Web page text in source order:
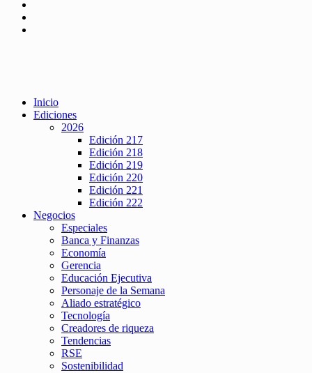
Inicio
Ediciones
2026
Edición 217
Edición 218
Edición 219
Edición 220
Edición 221
Edición 222
Negocios
Especiales
Banca y Finanzas
Economía
Gerencia
Educación Ejecutiva
Personaje de la Semana
Aliado estratégico
Tecnología
Creadores de riqueza
Tendencias
RSE
Sostenibilidad